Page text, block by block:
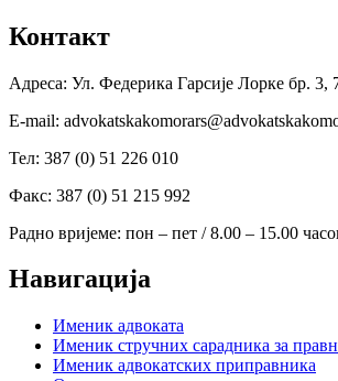
Контакт
Адреса: Ул. Федерика Гарсије Лорке бр. 3,
Е-mail:
Тел: 387 (0) 51 226 010
Факс: 387 (0) 51 215 992
Радно вријеме: пон – пет / 8.00 – 15.00
Навигација
Именик адвоката
Именик стручних сарадника за
Именик адвокатских приправника